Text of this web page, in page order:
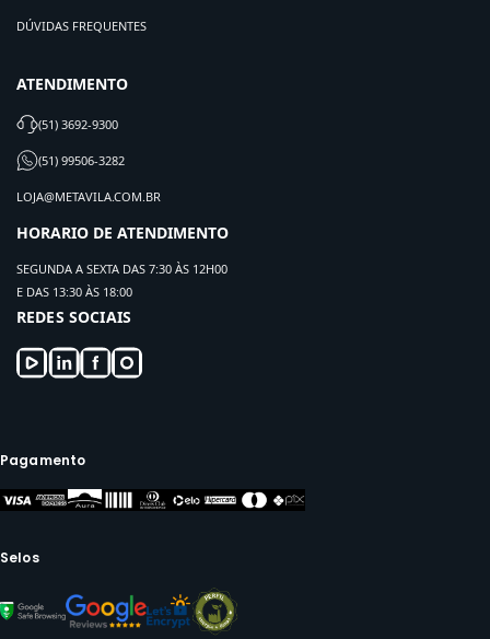
DÚVIDAS FREQUENTES
ATENDIMENTO
(51) 3692-9300
(51) 99506-3282
LOJA@METAVILA.COM.BR
HORARIO DE ATENDIMENTO
SEGUNDA A SEXTA DAS 7:30 ÀS 12H00
E DAS 13:30 ÀS 18:00
REDES SOCIAIS
Pagamento
Selos